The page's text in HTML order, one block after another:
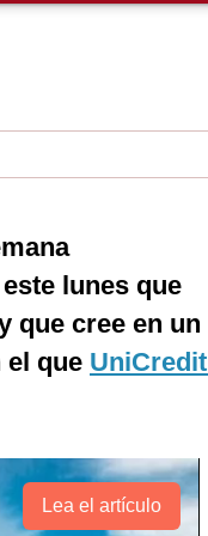
lunes que
que cree en un
el que UniCredit
Lea el artículo